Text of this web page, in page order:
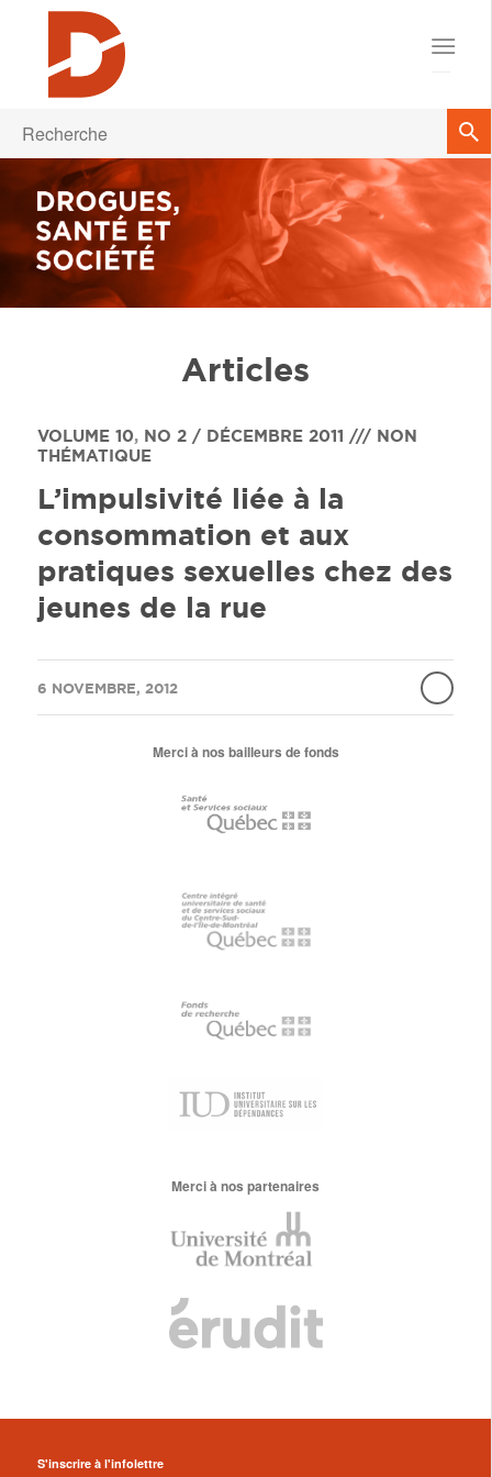
Articles
VOLUME 10, NO 2 / DÉCEMBRE 2011 /// NON
THÉMATIQUE
L’impulsivité liée à la
consommation et aux
pratiques sexuelles chez des
jeunes de la rue
6 NOVEMBRE, 2012
/
Merci à nos bailleurs de fonds
Merci à nos partenaires
S'inscrire à l'infolettre